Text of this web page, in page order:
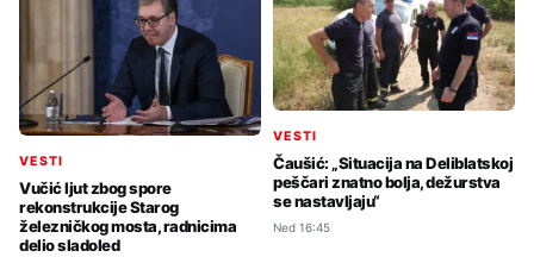
VESTI
Vučić ljut zbog spore
rekonstrukcije Starog
železničkog mosta, radnicima
delio sladoled
VESTI
Čaušić: „Situacija na Deliblatskoj
peščari znatno bolja, dežurstva
se nastavljaju“
Ned 16:45